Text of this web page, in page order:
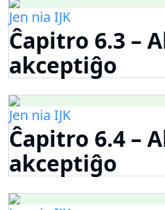
Jen nia IJK
Ĉapitro 6.3 –
akceptiĝo
Jen nia IJK
Ĉapitro 6.4 –
akceptiĝo